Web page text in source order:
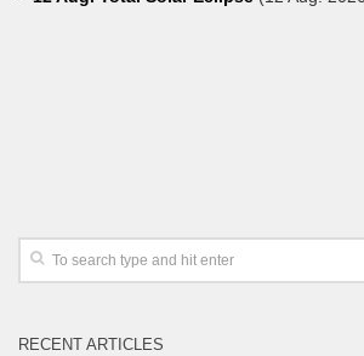
RECENT ARTICLES